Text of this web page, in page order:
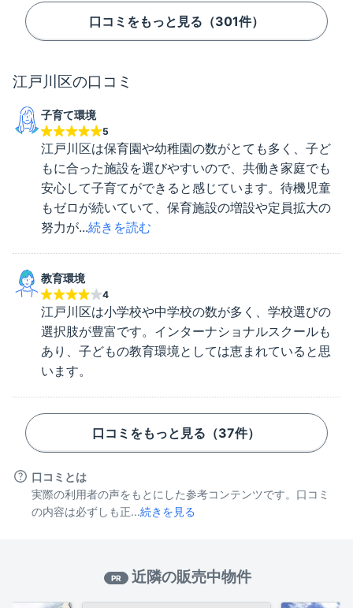
口コミをもっと見る（301件）
江戸川区の口コミ
子育て環境
5
江戸川区は保育園や幼稚園の数がとても多く、子ど
もに合った施設を選びやすいので、共働き家庭でも
安心して子育てができると感じています。待機児童
もゼロが続いていて、保育施設の増設や定員拡大の
努力が...続きを読む
教育環境
4
江戸川区は小学校や中学校の数が多く、学校選びの
選択肢が豊富です。インターナショナルスクールも
あり、子どもの教育環境としては恵まれていると思
います。
口コミをもっと見る（37件）
口コミとは
実際の利用者の声をもとにした参考コンテンツです。口コミ
の内容は必ずしも正...続きを見る
PR 近隣の販売中物件